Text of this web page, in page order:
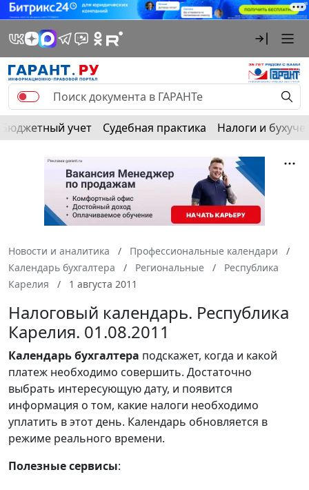
Бюджетный учет Судебная практика Налоги и
Новости и аналитика
Профессиональные календари
Календарь бухгалтера
Региональные
Республика
Карелия
1 августа 2011
Налоговый календарь. Республика
Карелия. 01.08.2011
Календарьбухгалтера подскажет, когда и какой
платеж необходимо совершить. Достаточно
выбрать интересующую дату, и появится
информация о том, какие налоги необходимо
уплатить в этот день. Календарь обновляется в
режиме реального времени.
Полезные сервисы: